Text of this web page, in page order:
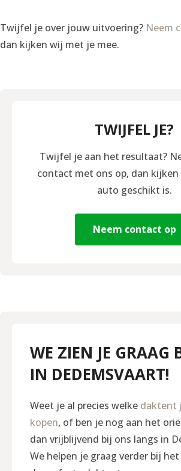
Twijfel je over jouw uitvoering? Neem
dan kijken wij met je mee.
TWIJFEL JE?
Twijfel je aan het resultaat?
contact met ons op, dan
auto geschikt is.
Neem contact op
WE ZIEN JE GRAAG
IN DEDEMSVAART!
Weet je al precies welke daktent
kopen, of ben je nog aan het
dan vrijblijvend bij ons langs in
We helpen je graag verder bij